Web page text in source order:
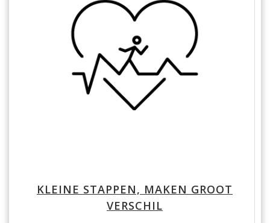
KLEINE STAPPEN, MAKEN GROOT
VERSCHIL